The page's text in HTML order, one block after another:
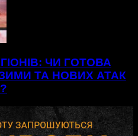
ЧИ ГОТОВА
ТА НОВИХ АТАК